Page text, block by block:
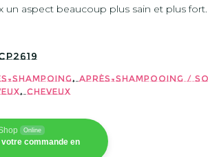
un aspect beaucoup plus sain et plus
shampoing,Après-shampooing /
,Cheveux
Online
votre commande en